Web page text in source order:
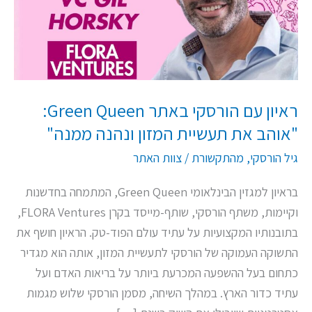
ראיון עם הורסקי באתר Green Queen:
"אוהב את תעשיית המזון ונהנה ממנה"
גיל הורסקי, מהתקשורת / צוות האתר
בראיון למגזין הבינלאומי Green Queen, המתמחה בחדשנות
וקיימות, משתף הורסקי, שותף-מייסד בקרן FLORA Ventures,
בתובנותיו המקצועיות על עתיד עולם הפוד-טק. הראיון חושף את
התשוקה העמוקה של הורסקי לתעשיית המזון, אותה הוא מגדיר
כתחום בעל ההשפעה המכרעת ביותר על בריאות האדם ועל
עתיד כדור הארץ. במהלך השיחה, מסמן הורסקי שלוש מגמות
Green
Queen:
"אוהב
את
המזון
ונהנה
ממנה"